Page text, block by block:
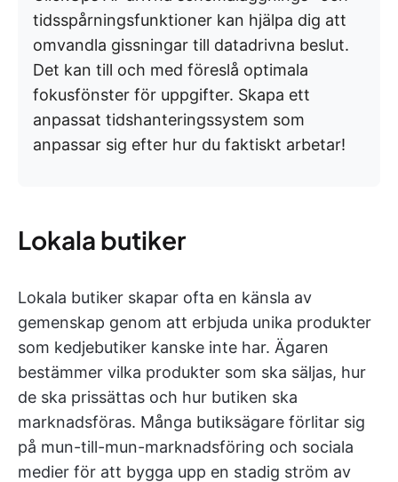
tidsspårningsfunktioner kan hjälpa dig att
omvandla gissningar till datadrivna beslut.
Det kan till och med föreslå optimala
fokusfönster för uppgifter. Skapa ett
anpassat tidshanteringssystem som
anpassar sig efter hur du faktiskt arbetar!
Lokala butiker
Lokala butiker skapar ofta en känsla av
gemenskap genom att erbjuda unika produkter
som kedjebutiker kanske inte har. Ägaren
bestämmer vilka produkter som ska säljas, hur
de ska prissättas och hur butiken ska
marknadsföras. Många butiksägare förlitar sig
på mun-till-mun-marknadsföring och sociala
medier för att bygga upp en stadig ström av